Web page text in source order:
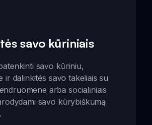
savo kūriniais
savo kūriniu,
ir dalinkitės savo takeliais su
arba socialiniais
savo kūrybiškumą